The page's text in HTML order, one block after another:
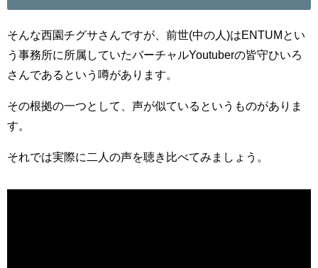
そんな西園チグサさんですが、前世(中の人)はENTUMとい
う事務所に所属していたバーチャルYoutuberの皆守ひいろ
さんであるという噂があります。
その根拠の一つとして、声が似ているというものがありま
す。
それでは実際に二人の声を聴き比べてみましょう。